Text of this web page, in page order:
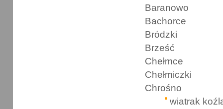
Baranowo
Bachorce
Bródzki
Brześć
Chełmce
Chełmiczki
Chrośno
wiatrak